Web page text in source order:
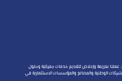
عقود، عملنا بعزيمة وإخلاص لتقديم خدمات جمركية وحلول
الوطنية والمصانع والمؤسسات الاستثمارية في